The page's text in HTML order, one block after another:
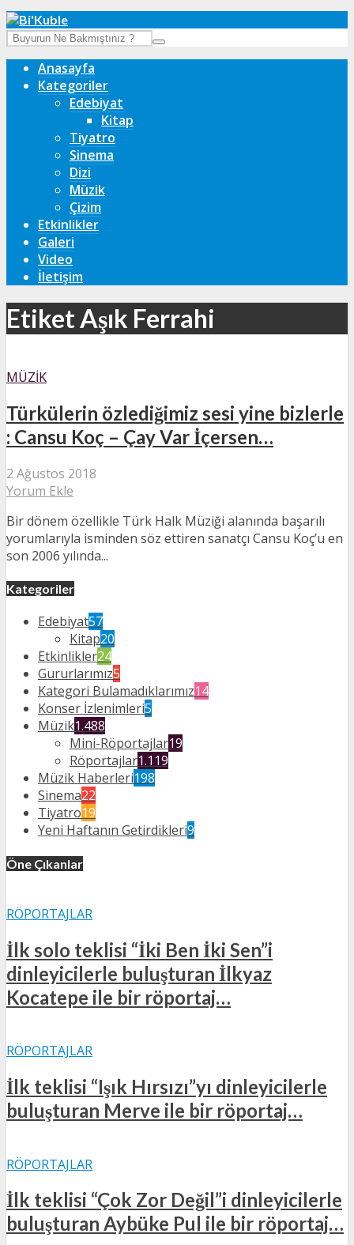
Anasayfa
Kategoriler
Edebiyat
Kitap
Tiyatro
Sinema
Dizi
Müzik
Çizim
Etkinlikler
Galeri
Video
İletişim
Etiket Aşık Ferrahi
MÜZIK
Türkülerin özlediğimiz sesi yine bizlerle
: Cansu Koç – Çay Var İçersen…
2 Ağustos 2018
Yorum Ekle
Bir dönem özellikle Türk Halk Müziği alanında başarılı
yorumlarıyla isminden söz ettiren sanatçı Cansu Koç’u en
son 2006 yılında...
Kategoriler
Edebiyat57
Kitap20
Etkinlikler24
Gururlarımız5
Kategori Bulamadıklarımız14
Konser İzlenimleri5
Müzik1.488
Mini-Röportajlar19
Röportajlar1.119
Müzik Haberleri198
Sinema22
Tiyatro19
Yeni Haftanın Getirdikleri9
Öne Çıkanlar
RÖPORTAJLAR
İlk solo teklisi “İki Ben İki Sen”i
dinleyicilerle buluşturan İlkyaz
Kocatepe ile bir röportaj…
RÖPORTAJLAR
İlk teklisi “Işık Hırsızı”yı dinleyicilerle
buluşturan Merve ile bir röportaj…
RÖPORTAJLAR
İlk teklisi “Çok Zor Değil”i dinleyicilerle
buluşturan Aybüke Pul ile bir röportaj…